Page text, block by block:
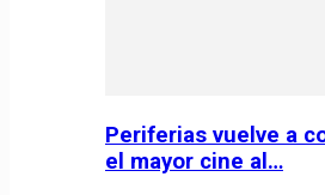
Periferias vuelve a
el mayor cine al…